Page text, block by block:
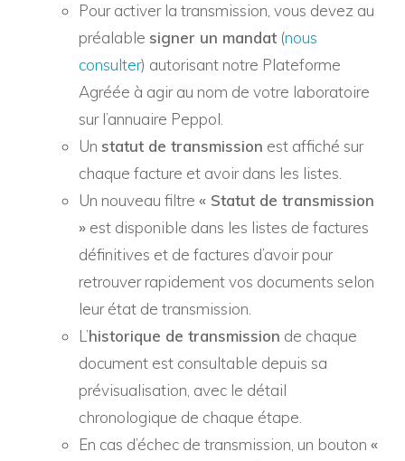
Pour activer la transmission, vous devez au
préalable signer un mandat(nous
consulter) autorisant notre Plateforme
Agréée à agir au nom de votre laboratoire
sur l’annuaire Peppol.
Un statut de transmission est affiché sur
chaque facture et avoir dans les listes.
Un nouveau filtre « Statut de transmission
»est disponible dans les listes de factures
définitives et de factures d’avoir pour
retrouver rapidement vos documents selon
leur état de transmission.
L’historique de transmission de chaque
document est consultable depuis sa
prévisualisation, avec le détail
chronologique de chaque étape.
En cas d’échec de transmission, un bouton «